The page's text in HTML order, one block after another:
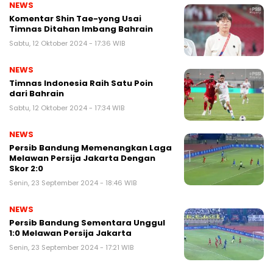
NEWS
Komentar Shin Tae-yong Usai
Timnas Ditahan Imbang Bahrain
Sabtu, 12 Oktober 2024 - 17:36 WIB
NEWS
Timnas Indonesia Raih Satu Poin
dari Bahrain
Sabtu, 12 Oktober 2024 - 17:34 WIB
NEWS
Persib Bandung Memenangkan Laga
Melawan Persija Jakarta Dengan
Skor 2:0
Senin, 23 September 2024 - 18:46 WIB
NEWS
Persib Bandung Sementara Unggul
1:0 Melawan Persija Jakarta
Senin, 23 September 2024 - 17:21 WIB